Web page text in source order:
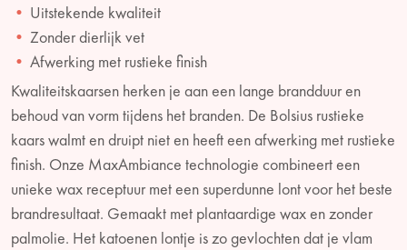
Uitstekende kwaliteit
Zonder dierlijk vet
Afwerking met rustieke finish
Kwaliteitskaarsen herken je aan een lange brandduur en
behoud van vorm tijdens het branden. De Bolsius rustieke
kaars walmt en druipt niet en heeft een afwerking met rustieke
finish. Onze MaxAmbiance technologie combineert een
unieke wax receptuur met een superdunne lont voor het beste
brandresultaat. Gemaakt met plantaardige wax en zonder
palmolie. Het katoenen lontje is zo gevlochten dat je vlam